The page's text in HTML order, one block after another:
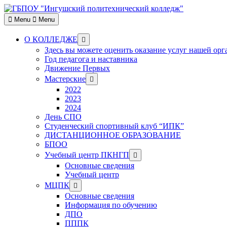
Skip
to
content
Menu Menu
О КОЛЛЕДЖЕ
Show
sub
menu
Здесь вы можете оценить оказание услуг нашей
Год педагога и наставника
Движение Первых
Мастерские Show
sub
2022
2023
2024
День СПО
Студенческий спортивный клуб “ИПК”
ДИСТАНЦИОННОЕ ОБРАЗОВАНИЕ
БПОО
Учебный центр ПКНГП
Show
sub
menu
Основные сведения
Учебный центр
МЦПК Show
sub
menu
Основные сведения
Информация по обучению
ДПО
ПППК